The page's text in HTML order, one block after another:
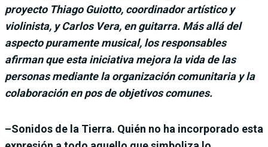
proyecto Thiago Guiotto, coordinador artístico y
violinista, y Carlos Vera, en guitarra. Más allá del
aspecto puramente musical, los responsables
afirman que esta iniciativa mejora la vida de las
personas mediante la organización comunitaria y la
colaboración en pos de objetivos comunes.
–Sonidos de la Tierra. Quién no ha incorporado esta